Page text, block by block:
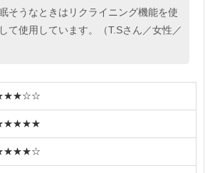
そうなときはリクライニング機能を使
て使用しています。（T.Sさん／女性／